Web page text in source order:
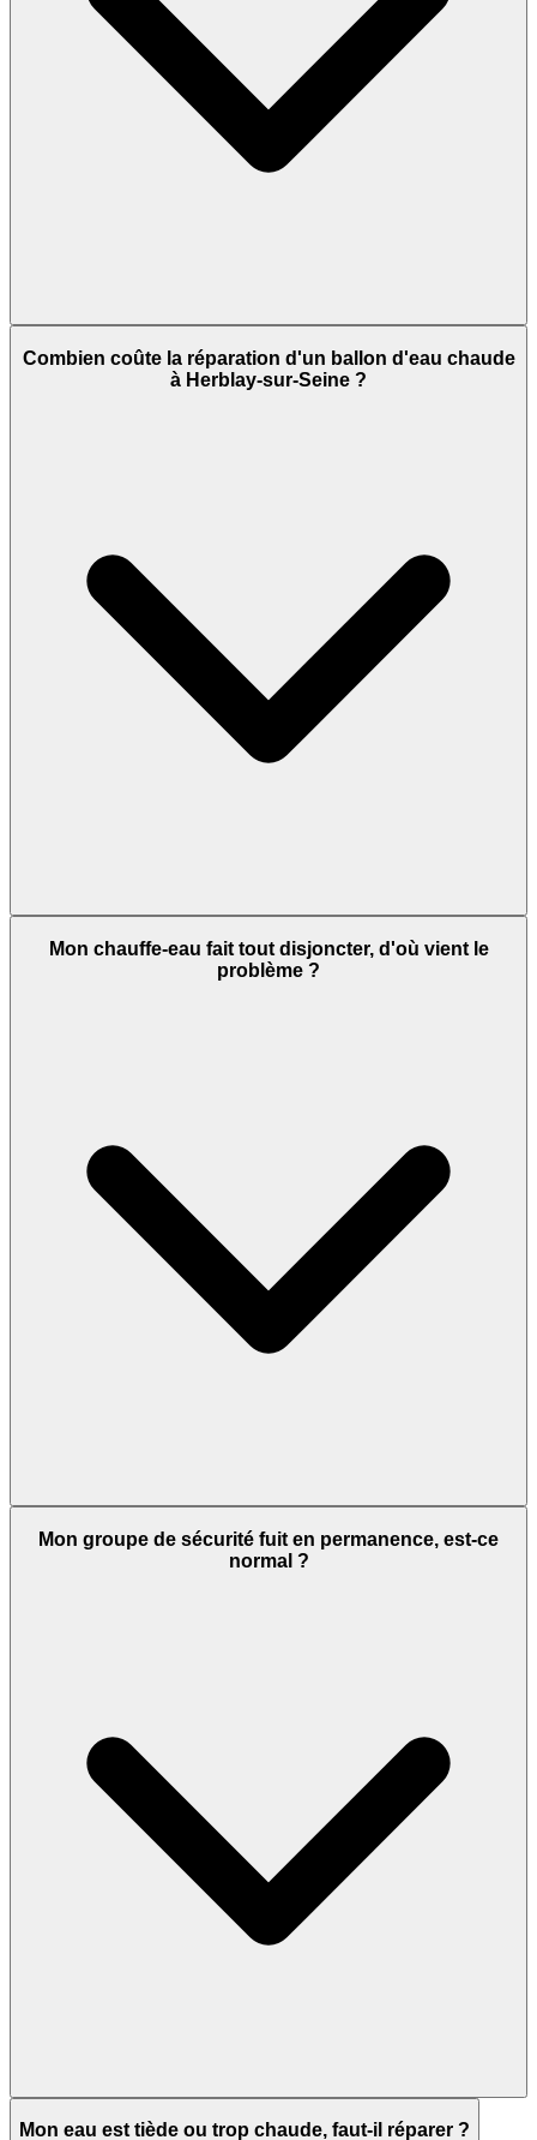
Combien coûte la réparation d'un ballon d'eau chaude
à Herblay-sur-Seine ?
Mon chauffe-eau fait tout disjoncter, d'où vient le
problème ?
Mon groupe de sécurité fuit en permanence, est-ce
normal ?
Mon eau est tiède ou trop chaude, faut-il réparer ?